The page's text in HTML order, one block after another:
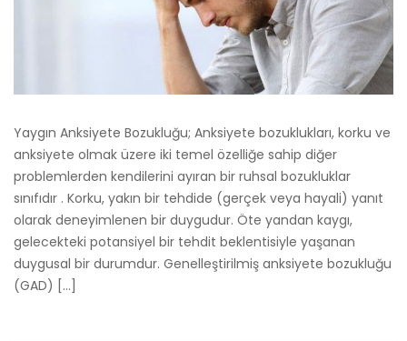
Yaygın Anksiyete Bozukluğu; Anksiyete bozuklukları, korku ve
anksiyete olmak üzere iki temel özelliğe sahip diğer
problemlerden kendilerini ayıran bir ruhsal bozukluklar
sınıfıdır . Korku, yakın bir tehdide (gerçek veya hayali) yanıt
olarak deneyimlenen bir duygudur. Öte yandan kaygı,
gelecekteki potansiyel bir tehdit beklentisiyle yaşanan
duygusal bir durumdur. Genelleştirilmiş anksiyete bozukluğu
(GAD) […]